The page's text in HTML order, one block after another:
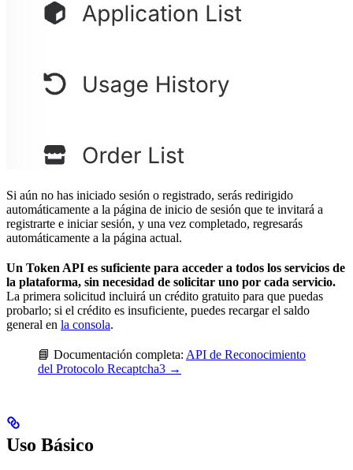
Si aún no has iniciado sesión o registrado, serás redirigido
automáticamente a la página de inicio de sesión que te invitará a
registrarte e iniciar sesión, y una vez completado, regresarás
automáticamente a la página actual.
Un Token API es suficiente para acceder a todos los servicios de
la plataforma, sin necesidad de solicitar uno por cada servicio.
La primera solicitud incluirá un crédito gratuito para que puedas
probarlo; si el crédito es insuficiente, puedes recargar el saldo
general en la consola.
📘 Documentación completa: API de Reconocimiento
del Protocolo Recaptcha3 →
Uso Básico